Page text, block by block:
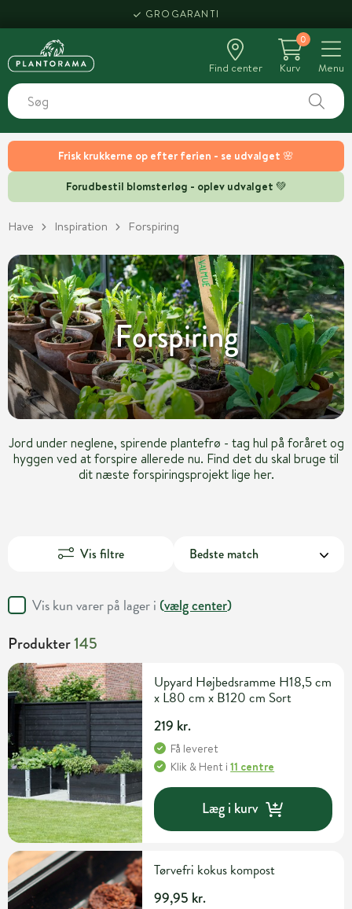
Frisk krukkerne op efter ferien - se udvalget 🌸
Forudbestil blomsterløg - oplev udvalget 💚
HENT SAMME DAG
Find center
0
Kurv
Menu
Have Inspiration Forspiring
Forspiring
Jord under neglene, spirende plantefrø - tag hul på foråret og
hyggen ved at forspire allerede nu. Find det du skal bruge til
dit næste forspiringsprojekt lige her.
Vis filtre
Vis kun varer på lager i (vælg center)
Produkter145
Upyard Højbedsramme H18,5 cm
x L80 cm x B120 cm Sort
219 kr.
Få leveret
Klik & Hent i11 centre
Læg i kurv
Tørvefri kokus kompost
99,95 kr.